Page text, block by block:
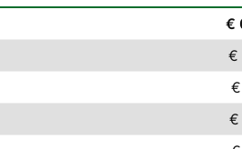
€
€
€